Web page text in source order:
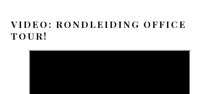
VIDEO: RONDLEIDING OFFICE
TOUR!